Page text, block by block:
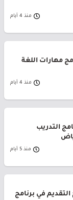
منذ 4 أيام
مهارات اللغة
منذ 4 أيام
التدريب
منذ 5 أيام
في برنامج